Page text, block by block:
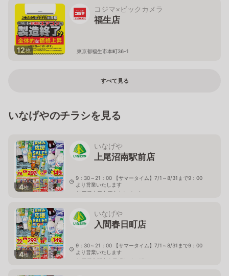
12枚
コジマ×ビックカメラ
福生店
東京都福生市本町36-1
すべて見る
いなげやのチラシを見る
4枚
いなげや
上尾沼南駅前店
9：30～21：00 【サマータイム】7/1～8/31まで9：00
より営業いたします
埼玉県上尾市原市中1－1－8
4枚
いなげや
入間春日町店
9：30～21：00 【サマータイム】7/1～8/31まで9：00
より営業いたします
埼玉県入間市春日町1－4－15